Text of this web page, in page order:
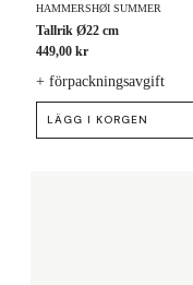
HAMMERSHØI SUMMER
Tallrik Ø22 cm
449,00 kr
+ förpackningsavgift
LÄGG I KORGEN